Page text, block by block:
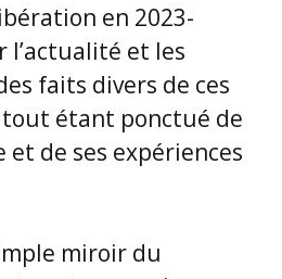
en 2023-
l’actualité et les
faits divers de ces
tout étant ponctué de
et de ses expériences
miroir du